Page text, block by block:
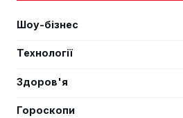
Шоу-бізнес
Технології
Здоров'я
Гороскопи